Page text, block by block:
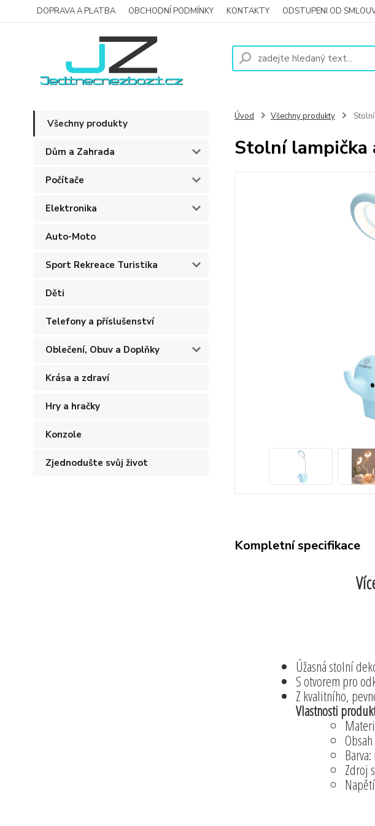
DOPRAVA A PLATBA OBCHODNÍ PODMÍNKY KONTAKTY ODSTUPENI OD
Všechny produkty
Dům a Zahrada
Počítače
Elektronika
Auto-Moto
Sport Rekreace Turistika
Děti
Telefony a příslušenství
Oblečení, Obuv a Doplňky
Krása a zdraví
Hry a hračky
Konzole
Zjednodušte svůj život
Úvod Všechny produkty
Stolní lampička
Kompletní specifikace
Úžasná stolní
S otvorem pro
Z kvalitního,
Vlastnosti
Zdroj